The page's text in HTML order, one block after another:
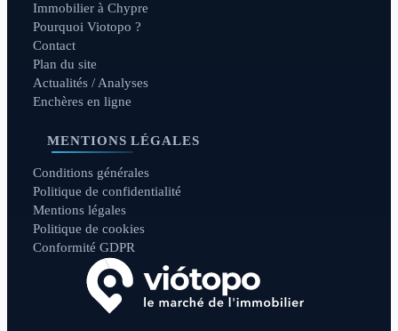
Immobilier à Chypre
Pourquoi Viotopo ?
Contact
Plan du site
Actualités / Analyses
Enchères en ligne
MENTIONS LÉGALES
Conditions générales
Politique de confidentialité
Mentions légales
Politique de cookies
Conformité GDPR